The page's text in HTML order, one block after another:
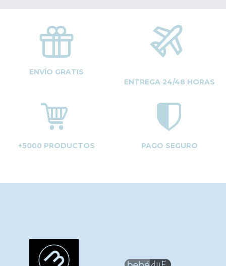
ENVÍO GRATIS
ENTREGA 24/48 HORAS
+5000 PRODUCTOS PAGO SEGURO